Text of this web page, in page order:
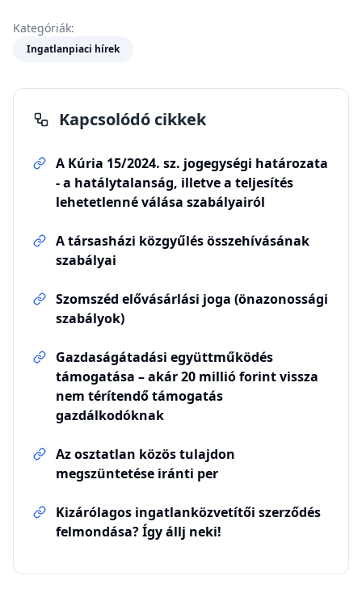
Kategóriák:
Ingatlanpiaci hírek
Kapcsolódó cikkek
A Kúria 15/2024. sz. jogegységi határozata
- a hatálytalanság, illetve a teljesítés
lehetetlenné válása szabályairól
A társasházi közgyűlés összehívásának
szabályai
Szomszéd elővásárlási joga (önazonossági
szabályok)
Gazdaságátadási együttműködés
támogatása – akár 20 millió forint vissza
nem térítendő támogatás
gazdálkodóknak
Az osztatlan közös tulajdon
megszüntetése iránti per
Kizárólagos ingatlanközvetítői szerződés
felmondása? Így állj neki!